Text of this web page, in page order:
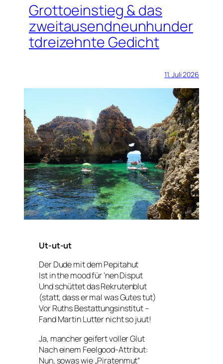
Grottoeinstieg & das
zweitausendneunhunder
tdreizehnte Gedicht
11. Juli 2026
Ut-ut-ut
Der Dude mit dem Pepitahut
Ist in the mood für ’nen Disput
Und schüttet das Rekrutenblut
(statt, dass er mal was Gutes tut)
Vor Ruths Bestattungsinstitut –
Fand Martin Lutter nicht so juut!
Ja, mancher geifert voller Glut
Nach einem Feelgood-Attribut:
Nun, sowas wie „Piratenmut“